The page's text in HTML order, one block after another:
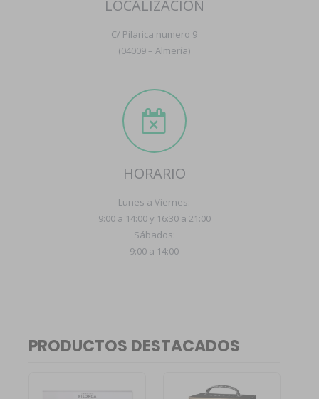
LOCALIZACIÓN
C/ Pilarica numero 9
(04009 – Almería)
HORARIO
Lunes a Viernes:
9:00 a 14:00 y 16:30 a 21:00
Sábados:
9:00 a 14:00